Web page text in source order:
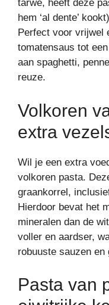
tarwe, heeft deze
hem ‘al dente’
Perfect voor vrijwel
tomatensaus tot
aan spaghetti,
reuze.
Volkoren
extra
Wil je een extra
volkoren pasta.
graankorrel,
Hierdoor bevat het
mineralen dan de
voller en aardser,
robuuste sauzen en
Pasta van